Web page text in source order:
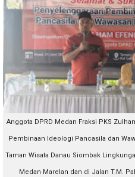
Anggota DPRD Medan Fraksi PKS
Pembinaan Ideologi Pancasila dan
Taman Wisata Danau Siombak
Medan Marelan dan di Jalan T.M.